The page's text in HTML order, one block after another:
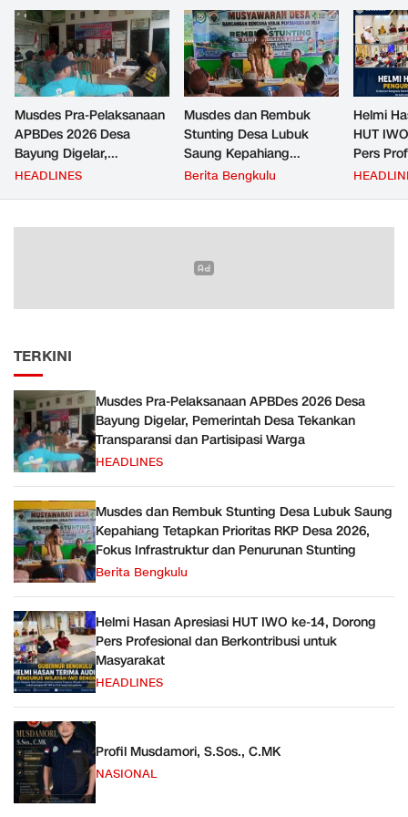
Musdes Pra-Pelaksanaan
APBDes 2026 Desa
Bayung Digelar,
Pemerintah Desa
HEADLINES
Musdes dan Rembuk
Stunting Desa Lubuk
Saung Kepahiang
Tetapkan Prioritas RKP
Penurunan Stunting
Berita Bengkulu
Helmi
HUT
Pers
TERKINI
Musdes Pra-Pelaksanaan APBDes 2026 Desa
Bayung Digelar, Pemerintah Desa Tekankan
Transparansi dan Partisipasi Warga
HEADLINES
Musdes dan Rembuk Stunting Desa Lubuk Saung
Kepahiang Tetapkan Prioritas RKP Desa 2026,
Fokus Infrastruktur dan Penurunan Stunting
Berita Bengkulu
Helmi Hasan Apresiasi HUT IWO ke-14, Dorong
Pers Profesional dan Berkontribusi untuk
Masyarakat
HEADLINES
Profil Musdamori, S.Sos., C.MK
NASIONAL